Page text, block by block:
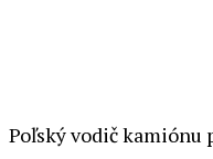
Poľský vodič kamiónu